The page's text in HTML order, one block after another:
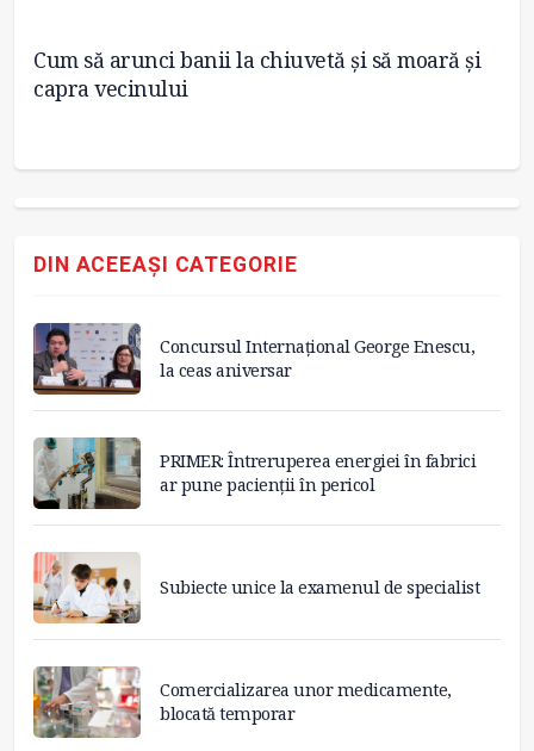
Cum să arunci banii la chiuvetă și să moară și
capra vecinului
DIN ACEEAȘI CATEGORIE
Concursul Internațional George Enescu,
la ceas aniversar
PRIMER: Întreruperea energiei în fabrici
ar pune pacienții în pericol
Subiecte unice la examenul de specialist
Comercializarea unor medicamente,
blocată temporar